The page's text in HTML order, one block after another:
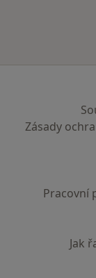
Zásady
Pracovní
Jak